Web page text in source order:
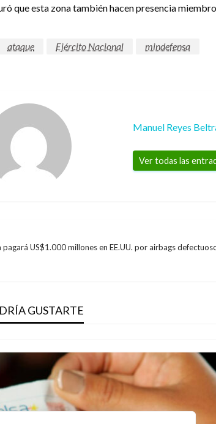
que esta zona también hacen presencia
ataque Ejército Nacional mindefensa
Manuel Reyes
Ver todas las
pagará US$1.000 millones en EE.UU. por airbags
GUSTARTE
del medio ambiente se reducirá
M. miércoles agosto 29, 2018